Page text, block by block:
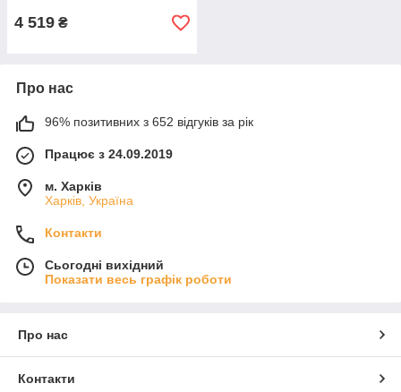
4 519 ₴
Про нас
96% позитивних з 652 відгуків за рік
Працює з 24.09.2019
м. Харків
Харків, Україна
Контакти
Сьогодні вихідний
Показати весь графік роботи
Про нас
Контакти